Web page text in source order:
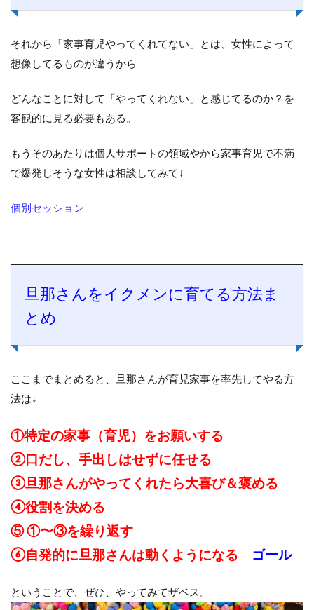
それから「家事育児やってくれてない」とは、女性によって
想像してるものが違うから
どんなことに対して「やってくれない」と感じてるのか？を
客観的に見る必要もある。
もうそのあたりは個人サポートの領域やから家事育児で不満
で爆発しそうな女性は相談してみて↓
個別セッション
旦那さんをイクメンに育てる方法ま
とめ
ここまでまとめると、旦那さんが育児家事を率先してやる方
法は↓
①特定の家事（育児）をお願いする
②口だし、手出しはせずに任せる
③旦那さんがやってくれたら大喜び＆褒める
④役割を決める
⑤ ①〜③を繰り返す
⑥自発的に旦那さんは動くようになる ゴール
ということで、ぜひ、やってみてザベス。